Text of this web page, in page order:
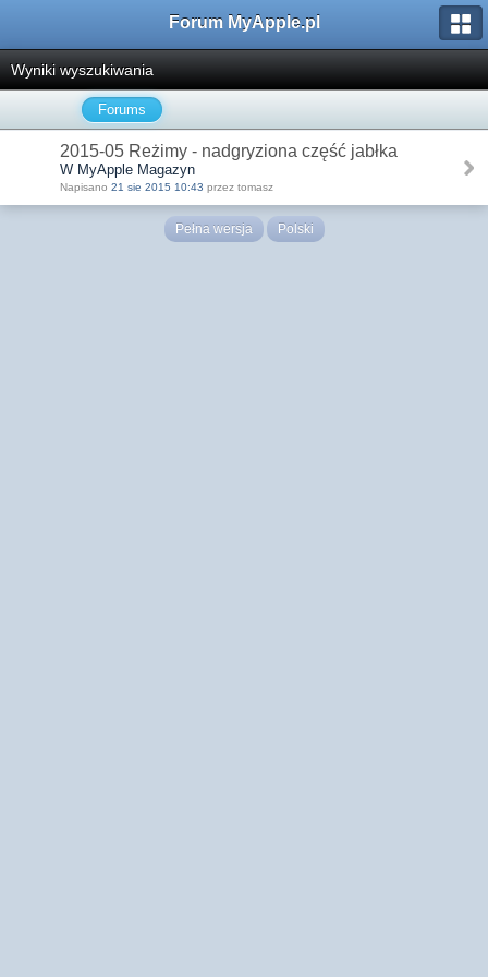
Forum MyApple.pl
Wyniki wyszukiwania
Forums
2015-05 Reżimy - nadgryziona część jabłka
W MyApple Magazyn
Napisano 21 sie 2015 10:43 przez tomasz
Pełna wersja Polski